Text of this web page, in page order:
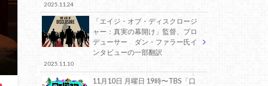
2025.11.24
「エイジ・オブ・ディスクロージ
ャー：真実の幕開け」監督、プロ
デューサー ダン・ファラー氏イ
ンタビューの一部翻訳
2025.11.10
11月10日 月曜日 19時〜TBS「口